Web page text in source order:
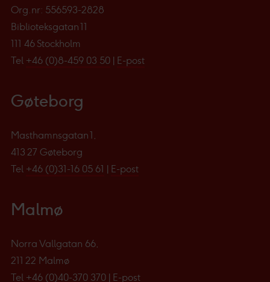
Org.nr: 556593-2828
Biblioteksgatan 11
111 46 Stockholm
Tel +46 (0)8-459 03 50 E-post
Gøteborg
Masthamnsgatan 1,
413 27 Gøteborg
Tel +46 (0)31-16 05 61 E-post
Malmø
Norra Vallgatan 66,
211 22 Malmø
Tel +46 (0)40-370 370 E-post